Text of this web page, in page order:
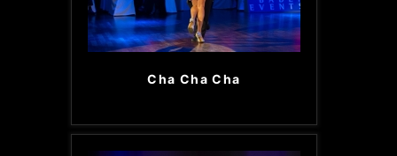
Cha Cha Cha